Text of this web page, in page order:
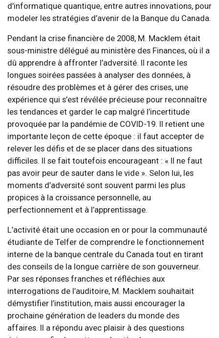
d’informatique quantique, entre autres innovations, pour
modeler les stratégies d’avenir de la Banque du Canada.
Pendant la crise financière de 2008, M. Macklem était
sous-ministre délégué au ministère des Finances, où il a
dû apprendre à affronter l’adversité. Il raconte les
longues soirées passées à analyser des données, à
résoudre des problèmes et à gérer des crises, une
expérience qui s’est révélée précieuse pour reconnaître
les tendances et garder le cap malgré l’incertitude
provoquée par la pandémie de COVID-19. Il retient une
importante leçon de cette époque : il faut accepter de
relever les défis et de se placer dans des situations
difficiles. Il se fait toutefois encourageant : « Il ne faut
pas avoir peur de sauter dans le vide ». Selon lui, les
moments d’adversité sont souvent parmi les plus
propices à la croissance personnelle, au
perfectionnement et à l’apprentissage.
L’activité était une occasion en or pour la communauté
étudiante de Telfer de comprendre le fonctionnement
interne de la banque centrale du Canada tout en tirant
des conseils de la longue carrière de son gouverneur.
Par ses réponses franches et réfléchies aux
interrogations de l’auditoire, M. Macklem souhaitait
démystifier l’institution, mais aussi encourager la
prochaine génération de leaders du monde des
affaires. Il a répondu avec plaisir à des questions